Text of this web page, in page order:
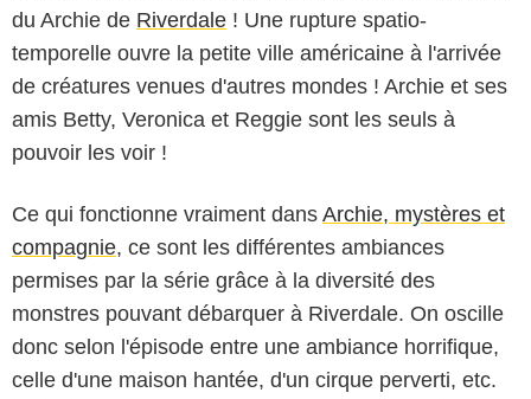
du Archie de Riverdale ! Une rupture spatio-
temporelle ouvre la petite ville américaine à l'arrivée
de créatures venues d'autres mondes ! Archie et ses
amis Betty, Veronica et Reggie sont les seuls à
pouvoir les voir !
Ce qui fonctionne vraiment dans Archie, mystères et
compagnie, ce sont les différentes ambiances
permises par la série grâce à la diversité des
monstres pouvant débarquer à Riverdale. On oscille
donc selon l'épisode entre une ambiance horrifique,
celle d'une maison hantée, d'un cirque perverti, etc.